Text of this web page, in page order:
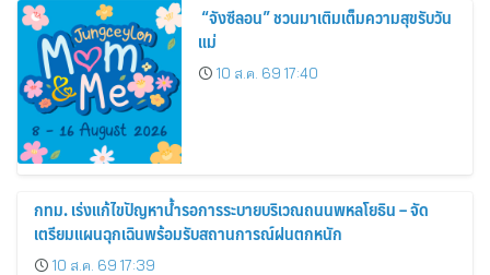
“จังซีลอน” ชวนมาเติมเต็มความสุขรับวัน
แม่
10 ส.ค. 69 17:40
กทม. เร่งแก้ไขปัญหาน้ำรอการระบายบริเวณถนนพหลโยธิน – จัด
เตรียมแผนฉุกเฉินพร้อมรับสถานการณ์ฝนตกหนัก
10 ส.ค. 69 17:39